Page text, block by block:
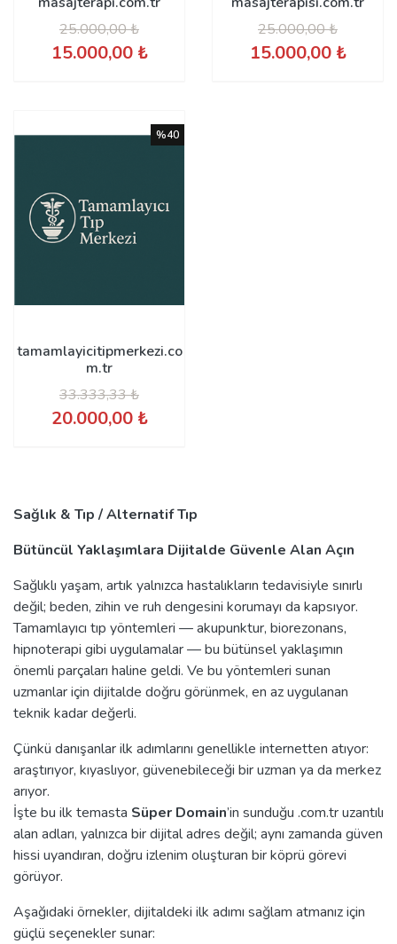
25.000,00 ₺
15.000,00 ₺
25.000,00 ₺
15.000,00 ₺
tamamlayicitipmerkezi.co
m.tr
33.333,33 ₺
20.000,00 ₺
%40
Sağlık & Tıp / Alternatif Tıp
Bütüncül Yaklaşımlara Dijitalde Güvenle Alan Açın
Sağlıklı yaşam, artık yalnızca hastalıkların tedavisiyle sınırlı
değil; beden, zihin ve ruh dengesini korumayı da kapsıyor.
Tamamlayıcı tıp yöntemleri — akupunktur, biorezonans,
hipnoterapi gibi uygulamalar — bu bütünsel yaklaşımın
önemli parçaları haline geldi. Ve bu yöntemleri sunan
uzmanlar için dijitalde doğru görünmek, en az uygulanan
teknik kadar değerli.
Çünkü danışanlar ilk adımlarını genellikle internetten atıyor:
araştırıyor, kıyaslıyor, güvenebileceği bir uzman ya da merkez
arıyor.
İşte bu ilk temasta Süper Domain’in sunduğu .com.tr uzantılı
alan adları, yalnızca bir dijital adres değil; aynı zamanda güven
hissi uyandıran, doğru izlenim oluşturan bir köprü görevi
görüyor.
Aşağıdaki örnekler, dijitaldeki ilk adımı sağlam atmanız için
güçlü seçenekler sunar: